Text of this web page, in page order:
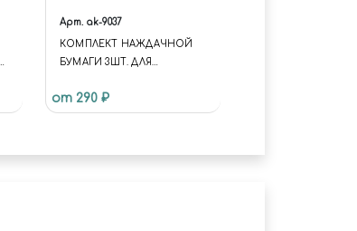
Арт. ak-9037
КОМПЛЕКТ НАЖДАЧНОЙ
БУМАГИ 3ШТ. ДЛЯ
(GR2500)
от 290 ₽